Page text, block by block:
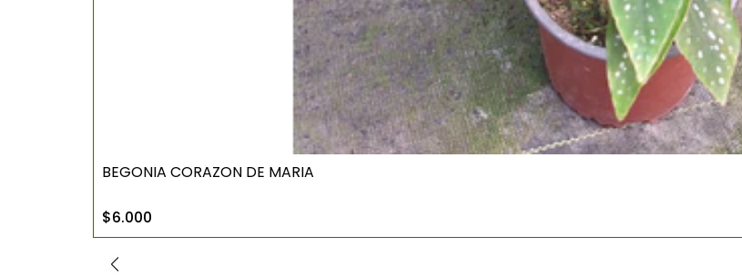
BEGONIA CORAZON DE MARIA
$6.000